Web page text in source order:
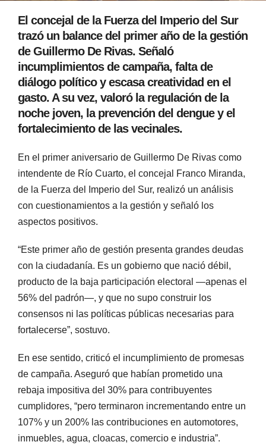
El concejal de la Fuerza del Imperio del Sur
trazó un balance del primer año de la gestión
de Guillermo De Rivas. Señaló
incumplimientos de campaña, falta de
diálogo político y escasa creatividad en el
gasto. A su vez, valoró la regulación de la
noche joven, la prevención del dengue y el
fortalecimiento de las vecinales.
En el primer aniversario de Guillermo De Rivas como
intendente de Río Cuarto, el concejal Franco Miranda,
de la Fuerza del Imperio del Sur, realizó un análisis
con cuestionamientos a la gestión y señaló los
aspectos positivos.
“Este primer año de gestión presenta grandes deudas
con la ciudadanía. Es un gobierno que nació débil,
producto de la baja participación electoral —apenas el
56% del padrón—, y que no supo construir los
consensos ni las políticas públicas necesarias para
fortalecerse”, sostuvo.
En ese sentido, criticó el incumplimiento de promesas
de campaña. Aseguró que habían prometido una
rebaja impositiva del 30% para contribuyentes
cumplidores, “pero terminaron incrementando entre un
107% y un 200% las contribuciones en automotores,
inmuebles, agua, cloacas, comercio e industria”.